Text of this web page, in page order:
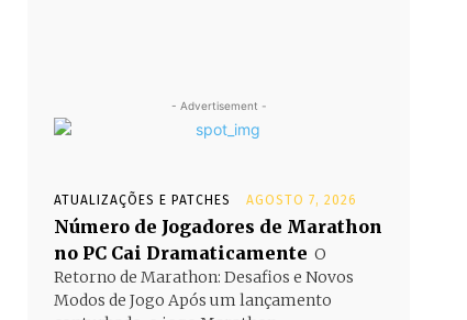
- Advertisement -
ATUALIZAÇÕES E PATCHES AGOSTO 7, 2026
Número de Jogadores de Marathon
no PC Cai Dramaticamente O
Retorno de Marathon: Desafios e Novos
Modos de Jogo Após um lançamento